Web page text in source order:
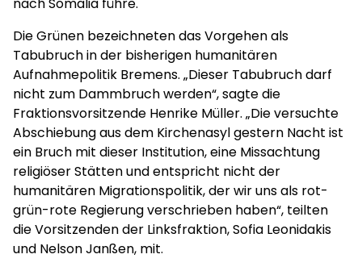
Die Grünen bezeichneten das Vorgehen als
Tabubruch in der bisherigen humanitären
Aufnahmepolitik Bremens. „Dieser Tabubruch darf
nicht zum Dammbruch werden“, sagte die
Fraktionsvorsitzende Henrike Müller. „Die versuchte
Abschiebung aus dem Kirchenasyl gestern Nacht ist
ein Bruch mit dieser Institution, eine Missachtung
religiöser Stätten und entspricht nicht der
humanitären Migrationspolitik, der wir uns als rot-
grün-rote Regierung verschrieben haben“, teilten
die Vorsitzenden der Linksfraktion, Sofia Leonidakis
und Nelson Janßen, mit.